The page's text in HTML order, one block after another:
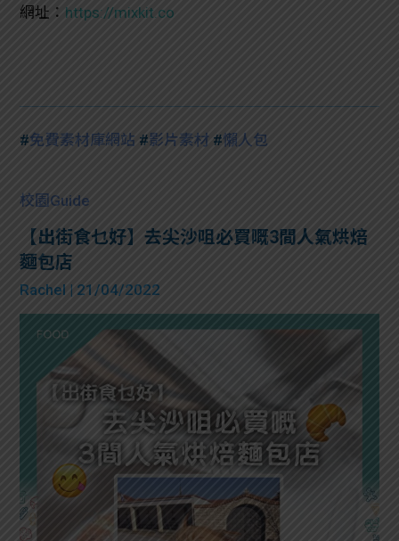
網址： https://mixkit.co
#免費素材庫網站 #影片素材 #懶人包
校園Guide
【出街食乜好】去尖沙咀必買嘅3間人氣烘焙
麵包店
Rachel | 21/04/2022